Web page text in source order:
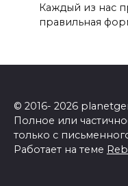
Каждый из нас
правильная
© 2016- 2026
Полное или
только с
Работает на теме